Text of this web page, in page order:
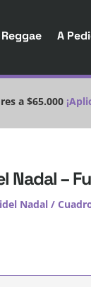
Reggae A
a $65.000
Nadal –
Nadal/